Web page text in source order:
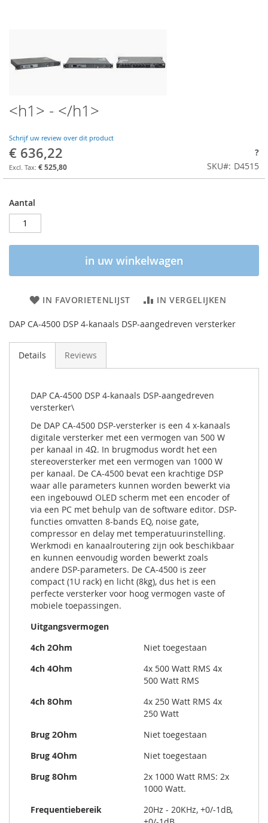
<h1> - </h1>
Schrijf uw review over dit product
€ 636,22
€ 525,80
?
SKU
D4515
Aantal
in uw winkelwagen
IN FAVORIETENLIJST IN VERGELIJKEN
DAP CA-4500 DSP 4-kanaals DSP-aangedreven versterker
Details Reviews
DAP CA-4500 DSP 4-kanaals DSP-aangedreven
versterker\
De DAP CA-4500 DSP-versterker is een 4 x-kanaals
digitale versterker met een vermogen van 500 W
per kanaal in 4Ω. In brugmodus wordt het een
stereoversterker met een vermogen van 1000 W
per kanaal. De CA-4500 bevat een krachtige DSP
waar alle parameters kunnen worden bewerkt via
een ingebouwd OLED scherm met een encoder of
via een PC met behulp van de software editor. DSP-
functies omvatten 8-bands EQ, noise gate,
compressor en delay met temperatuurinstelling.
Werkmodi en kanaalroutering zijn ook beschikbaar
en kunnen eenvoudig worden bewerkt zoals
andere DSP-parameters. De CA-4500 is zeer
compact (1U rack) en licht (8kg), dus het is een
perfecte versterker voor hoog vermogen vaste of
mobiele toepassingen.
Uitgangsvermogen
4ch 2Ohm
Niet toegestaan
4ch 4Ohm
4x 500 Watt RMS 4x
500 Watt RMS
4ch 8Ohm
4x 250 Watt RMS 4x
250 Watt
Brug 2Ohm
Niet toegestaan
Brug 4Ohm
Niet toegestaan
Brug 8Ohm
2x 1000 Watt RMS: 2x
1000 Watt.
Frequentiebereik
20Hz - 20KHz, +0/-1dB,